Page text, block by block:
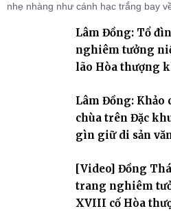
nhẹ nhàng như cánh hạc trắng bay
Lâm Đồng: Tổ
nghiêm tưởng
lão Hòa thượng
Lâm Đồng: Khảo
chùa trên Đặc
gìn giữ di sản
[Video] Đồng
trang nghiêm
XVIII cố Hòa